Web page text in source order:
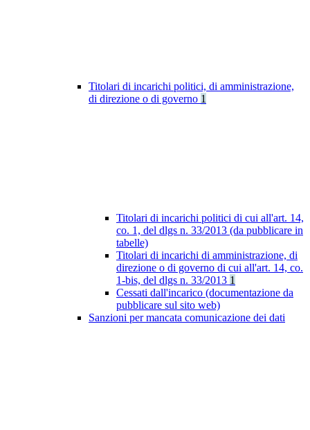
Titolari di incarichi politici, di amministrazione,
di direzione o di governo 1
Titolari di incarichi politici di cui all'art. 14,
co. 1, del dlgs n. 33/2013 (da pubblicare in
tabelle)
Titolari di incarichi di amministrazione, di
direzione o di governo di cui all'art. 14, co.
1-bis, del dlgs n. 33/2013 1
Cessati dall'incarico (documentazione da
pubblicare sul sito web)
Sanzioni per mancata comunicazione dei dati